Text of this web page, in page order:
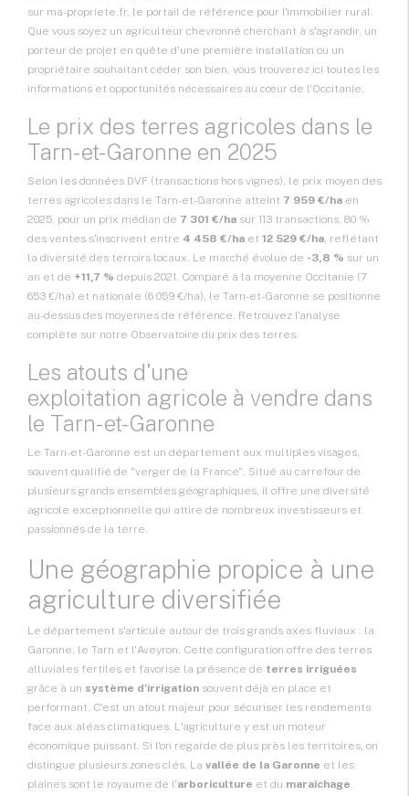
sur ma-propriete.fr, le portail de référence pour l'immobilier rural.
Que vous soyez un agriculteur chevronné cherchant à s'agrandir, un
porteur de projet en quête d'une première installation ou un
propriétaire souhaitant céder son bien, vous trouverez ici toutes les
informations et opportunités nécessaires au cœur de l'Occitanie.
Le prix des terres agricoles dans le
Tarn-et-Garonne en 2025
Selon les données DVF (transactions hors vignes), le prix moyen des
terres agricoles dans le Tarn-et-Garonne atteint 7 959 €/ha en
2025, pour un prix médian de 7 301 €/ha sur 113 transactions. 80 %
des ventes s'inscrivent entre 4 458 €/ha et 12 529 €/ha, reflétant
la diversité des terroirs locaux. Le marché évolue de -3,8 % sur un
an et de +11,7 % depuis 2021. Comparé à la moyenne Occitanie (7
653 €/ha) et nationale (6 059 €/ha), le Tarn-et-Garonne se positionne
au-dessus des moyennes de référence. Retrouvez l'analyse
complète sur notre Observatoire du prix des terres.
Les atouts d'une
exploitation agricole à vendre dans
le Tarn-et-Garonne
Le Tarn-et-Garonne est un département aux multiples visages,
souvent qualifié de "verger de la France". Situé au carrefour de
plusieurs grands ensembles géographiques, il offre une diversité
agricole exceptionnelle qui attire de nombreux investisseurs et
passionnés de la terre.
Une géographie propice à une
agriculture diversifiée
Le département s'articule autour de trois grands axes fluviaux : la
Garonne, le Tarn et l'Aveyron. Cette configuration offre des terres
alluviales fertiles et favorise la présence de terres irriguées
grâce à un système d'irrigation souvent déjà en place et
performant. C'est un atout majeur pour sécuriser les rendements
face aux aléas climatiques. L'agriculture y est un moteur
économique puissant. Si l'on regarde de plus près les territoires, on
distingue plusieurs zones clés. La vallée de la Garonne et les
plaines sont le royaume de l'arboriculture et du maraîchage.